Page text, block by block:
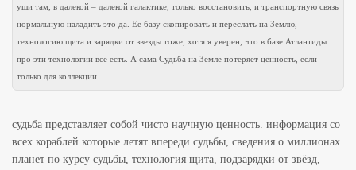
уши там, в далекой – далекой галактике, только восстановить, и транспортную связь
нормальную наладить это да. Ее базу скопировать и переслать на Землю,
технологию щита и зарядки от звезды тоже, хотя я уверен, что в базе Атлантиды
про эти технологии все есть. А сама Судьба на Земле потеряет ценность, если
только для коллекции.
судьба представляет собой чисто научную ценность. информация со
всех кораблей которые летят впереди судьбы, сведения о миллионах
планет по курсу судьбы, технология щита, подзарядки от звёзд,